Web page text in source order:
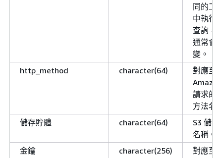
同的工
中執行
查詢，
通常會
變。
http_method
character(64)
對應至
請求的
方法名
儲存貯體
character(64)
S3 儲存
名稱。
金鑰
character(256)
對應至